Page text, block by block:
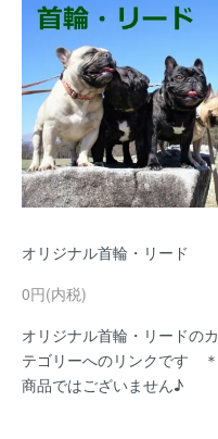
オリジナル首輪・リード
0円(内税)
オリジナル首輪・リードのカ
テゴリーへのリンクです ＊
商品ではございません♪